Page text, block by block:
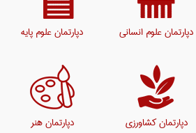
دپارتمان علوم انسانی دپارتمان علوم پایه
دپارتمان کشاورزی دپارتمان هنر